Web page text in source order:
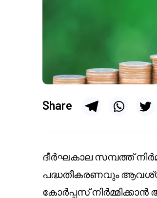
Share
ദീർഘകാല സമ്പത്ത്
പദ്ധതീകരണവും
കോർപ്പസ് നിർമ്മിക്കാൻ